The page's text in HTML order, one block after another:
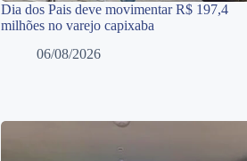
Dia dos Pais deve movimentar R$ 197,4
milhões no varejo capixaba
06/08/2026